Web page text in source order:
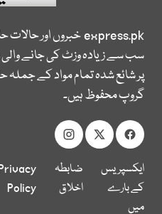
express.pkخبروں اور
سب سے زیادہ وزٹ کی جانے
پر شائع شدہ تمام مواد کے
گروپ محفوظ ہیں۔
ایکسپریس
کے بارے
میں
ضابطہ
اخلاق
Policy